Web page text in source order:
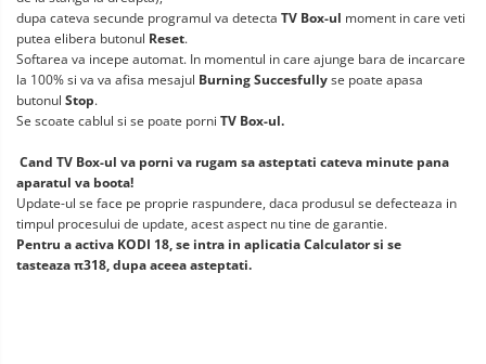
dupa cateva secunde programul va detecta TV Box-ul moment in care veti
putea elibera butonul Reset.
Softarea va incepe automat. In momentul in care ajunge bara de incarcare
la 100% si va va afisa mesajul Burning Succesfullyse poate apasa
butonul Stop.
Se scoate cablul si se poate porni TV Box-ul.
Cand TV Box-ul va porni va rugam sa asteptati cateva minute pana
aparatul va boota!
Update-ul se face pe proprie raspundere, daca produsul se defecteaza in
timpul procesului de update, acest aspect nu tine de garantie.
Pentru a activa KODI 18, se intra in aplicatia Calculator si se
tasteaza π318, dupa aceea asteptati.